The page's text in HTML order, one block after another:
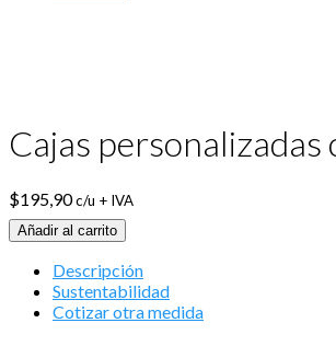
Cajas
$195,90c/u + IVA
Añadir al carrito
Descripción
Sustentabilidad
Cotizar otra medida